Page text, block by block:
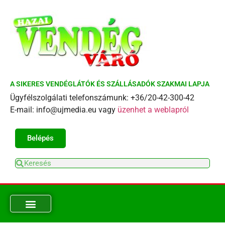
A SIKERES VENDÉGLÁTÓK ÉS SZÁLLÁSADÓK SZAKMAI LAPJA
Ügyfélszolgálati telefonszámunk: +36/20-42-300-42
E-mail: info@ujmedia.eu vagy üzenhet a weblapról
Belépés